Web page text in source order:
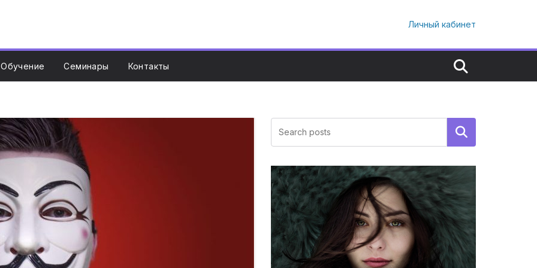
Личный кабинет
Обучение Семинары Контакты
Поиск